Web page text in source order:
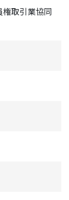
取引業協同